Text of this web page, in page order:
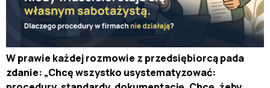
W prawie każdej rozmowie z przedsiębiorcą pada
zdanie: „Chcę wszystko usystematyzować: